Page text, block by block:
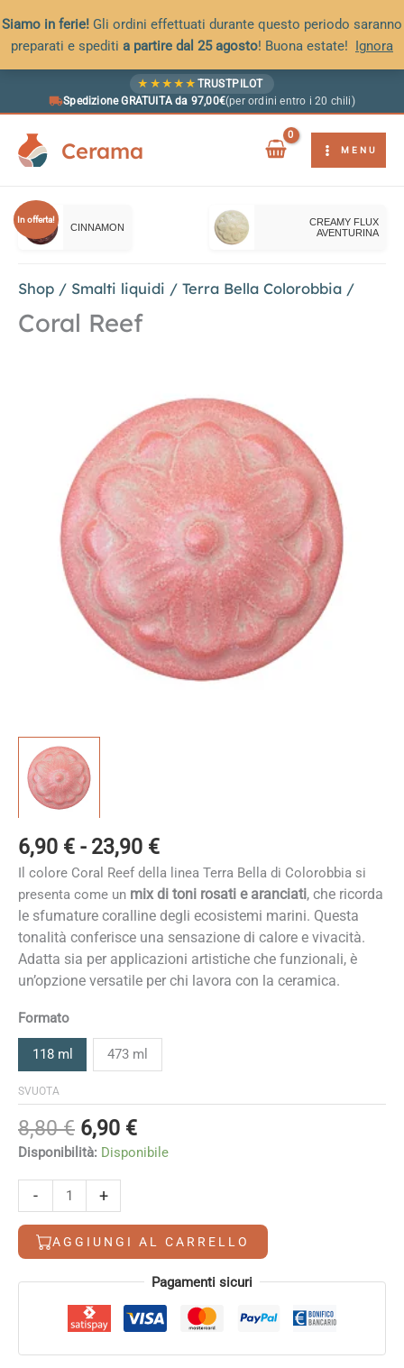
Siamo in ferie! Gli ordini effettuati durante questo periodo saranno
preparati e spediti a partire dal 25 agosto! Buona estate! Ignora
★ ★ ★ ★ ★ TRUSTPILOT
Spedizione GRATUITA da 97,00€(per ordini entro i 20 chili)
Cerama MENU
In offerta!
CINNAMON
CREAMY FLUX
AVENTURINA
Shop / Smalti liquidi / Terra Bella Colorobbia /
Coral Reef
6,90 € - 23,90 €Fascia
di
prezzo:
da
6,90 €
a
23,90 €
Il colore Coral Reef della linea Terra Bella di Colorobbia si
presenta come un mix di toni rosati e aranciati, che ricorda
le sfumature coralline degli ecosistemi marini. Questa
tonalità conferisce una sensazione di calore e vivacità.
Adatta sia per applicazioni artistiche che funzionali, è
un’opzione versatile per chi lavora con la ceramica.
Formato
118 ml 473 ml
SVUOTA
8,80€ Il
prezzo
era:
8,80 €.
6,90 €Il
prezzo
Disponibilità: Disponibile
-
Reef
quantità
+
AGGIUNGI AL CARRELLO
Alternative: Pagamenti sicuri